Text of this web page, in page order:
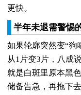
更快。
半年未退需警惕
如果轮廓突然变“狗
从1片变3片，八成
就是白斑里原本黑
储备告急，再拖下